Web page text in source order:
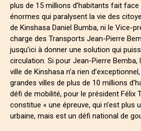
plus de 15 millions d’habitants fait
énormes qui paralysent la vie des
de Kinshasa Daniel Bumba, ni le Vice-
charge des Transports Jean-Pierre
jusqu’ici à donner une solution qui
circulation. Si pour Jean-Pierre
ville de Kinshasa n’a rien
grandes villes de plus de 10 millions
défi de mobilité, pour le président Félix
constitue « une épreuve, qui n’est plus
urbaine, mais est un défi national de